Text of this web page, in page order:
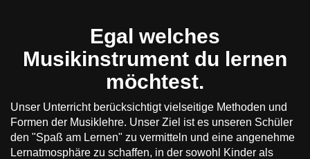
Egal welches
Musikinstrument du lernen
möchtest.
Unser Unterricht berücksichtigt vielseitige Methoden und
Formen der Musiklehre. Unser Ziel ist es unseren Schüler
den "Spaß am Lernen" zu vermitteln und eine angenehme
Lernatmosphäre zu schaffen, in der sowohl Kinder als